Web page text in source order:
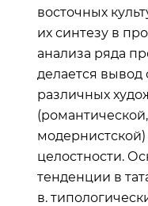
восточных
их синтезу в
анализа ряда
делается вывод
различных
целостности.
тенденции в
в.